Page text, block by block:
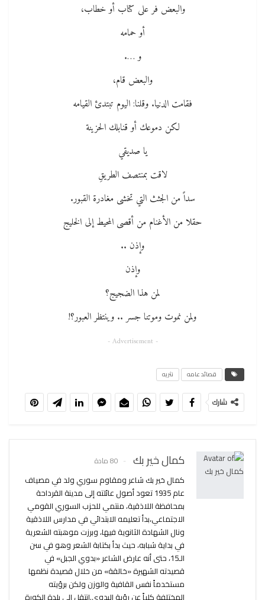
والبعض فر على كتاب أو خطاب،
أو حمامه
و ….
والبعض قام،
فقامت الدنيا. وقلنا: اليوم تبتدئ القيامه
لكن دموعك أو قنابلك الحزينة
يا صديقي
لاقت بمنتصف الطريقِ
سداً من الجثث التي تخشى مغادرة القبور.
حقلا من الأغنام من أقصى المحيط إلى الخليج
وإذن ..
وإذن
لمن هذا الضجيج؟
ولمن نموت وموتنا جسر .. وينتظر العبور؟!
- Advertisement -
قصائد عامه نثريه
شارك
كمال خير بك 80 مادة
كمال خير بك شاعر ومقاوم سوري ولد في مصياف
عام 1935 تعود أصول عائلته إلى مدينة القرداحة
بمحافظة اللاذقية، منتمي للحزب السوري القومي
الاجتماعي،بدأ تعليمه الابتدائي في مدارس اللاذقية
ونال الشهادة الثانوية فيها، وبرزت موهبته الشعرية
في بداية شبابه، حيث بدأ بكتابة الشعر وهو في سن
الـ15، حتى أنه عارض الشاعر «بدوي الجبل» في
قصيدته الشهيرة «خالقة» من خلال قصيدة نظمها
مستخدماً نفس القافية والوزن ولكن برؤيته
المختلفة كلياً عن رؤية البدوي.انتقل إلى بلدة الكورة